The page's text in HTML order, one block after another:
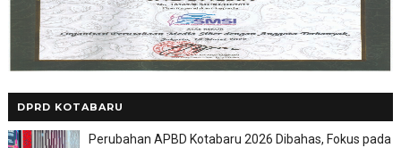
DPRD KOTABARU
Perubahan APBD Kotabaru 2026 Dibahas, Fokus pada